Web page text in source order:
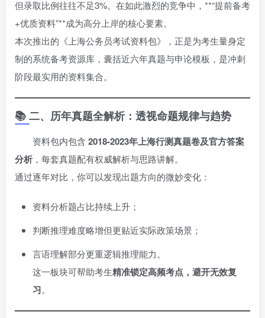
但录取比例往往不足3%。在如此激烈的竞争中，**“提前备考
+优质资料”**成为高分上岸的核心要素。
本次推出的《上海公务员考试资料包》，正是为考生量身定
制的系统备考资源库，囊括近六年真题与申论模板，是冲刺
阶段最实用的资料集合。
📚 二、历年真题全解析：透视命题规律与趋势
资料包内包含 2018-2023年上海行测真题卷及官方答案
分析 ，每套真题配有权威解析与思路讲解。
通过逐年对比，你可以发现出题方向的微妙变化：
资料分析题占比持续上升；
判断推理难度略增但更贴近实际政策场景；
言语理解部分更重逻辑推理能力。
这一板块可帮助考生精准锁定高频考点，避开无效复
习。